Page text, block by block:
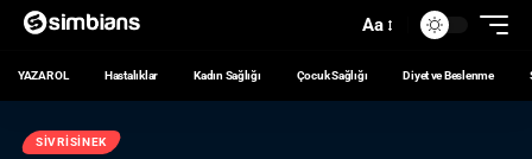
Aa
YAZAR OL Hastalıklar Kadın Sağlığı Çocuk Sağlığı Diyet ve Beslenme
SIVRISINEK